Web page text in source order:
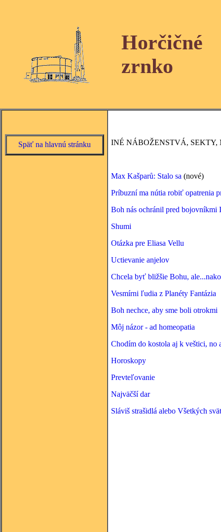
Horčičné
zrnko
Späť na hlavnú stránku INÉ NÁBOŽENSTVÁ, SEKTY,
Max Kašparů: Stalo sa (nové)
Príbuzní ma nútia robiť opatrenia
Boh nás ochránil pred bojovníkmi
Shumi
Otázka pre Eliasa Vellu
Uctievanie anjelov
Chcela byť bližšie Bohu,
Vesmírni ľudia z Planéty Fantázia
Boh nechce, aby sme boli otrokmi
Môj názor - ad homeopatia
Chodím do kostola aj k veštici, no
Horoskopy
Prevteľovanie
Najväčší dar
Sláviš strašidlá alebo Všetkých